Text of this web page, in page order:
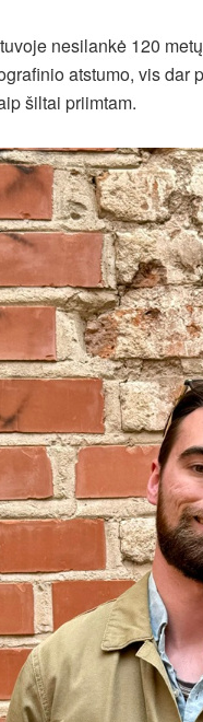
nesilankė 120
atstumo, vis dar
šiltai priimtam.